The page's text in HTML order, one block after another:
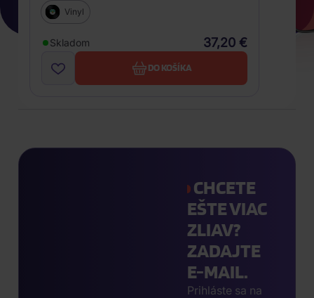
Vinyl
Skladom 37,20 €
DO KOŠÍKA
CHCETE
EŠTE VIAC
ZLIAV?
ZADAJTE
E-MAIL.
Prihláste sa na